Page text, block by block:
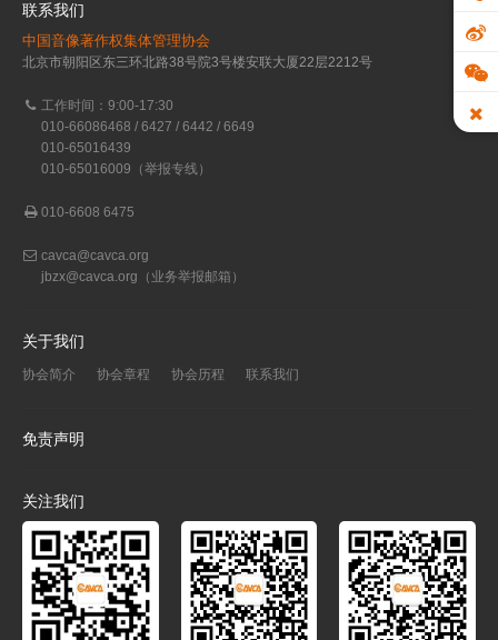
联系我们
中国音像著作权集体管理协会
北京市朝阳区东三环北路38号院3号楼安联大厦22层2212号
工作时间：9:00-17:30
010-66086468 / 6427 / 6442 / 6649
010-65016439
010-65016009（举报专线）
010-6608 6475
cavca@cavca.org
jbzx@cavca.org （业务举报邮箱）
关于我们
协会简介 协会章程 协会历程 联系我们
免责声明
关注我们